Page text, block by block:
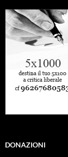
DONAZIONI